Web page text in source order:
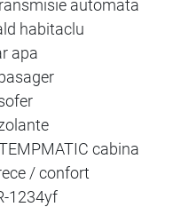
automata
habitaclu
apa
cabina
/ confort
1234yf